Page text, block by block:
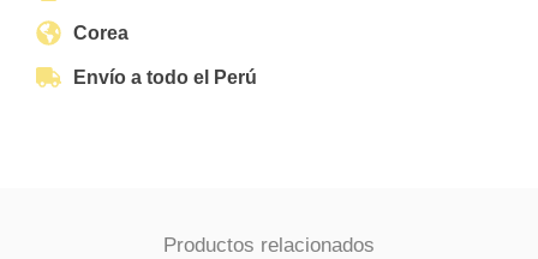
Corea
Envío a todo el Perú
Productos relacionados